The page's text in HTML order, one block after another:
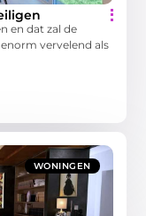
en dat zal de
vervelend als
WONINGEN